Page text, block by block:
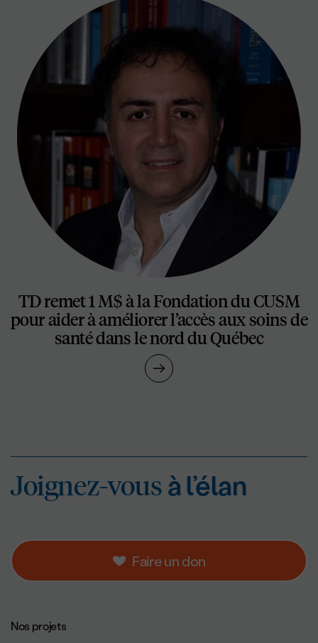
TD remet 1 M$ à la Fondation du CUSM
pour aider à améliorer l’accès aux soins de
santé dans le nord du Québec
Faire un don
Joignez-vousà
Joignez-vousà l’élan
Navigation de pied de page.
Nos projets